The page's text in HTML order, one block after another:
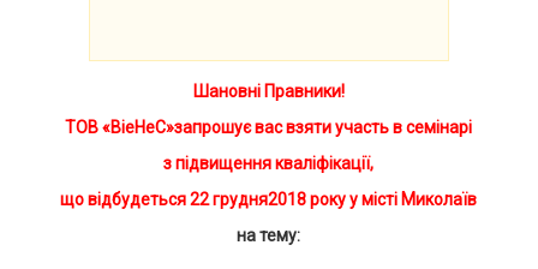
Шановні Правники!
ТОВ «ВіеНеС»запрошує вас взяти участь в семінарі
з підвищення кваліфікації,
що відбудеться22грудня2018 року у місті Миколаїв
на тему: